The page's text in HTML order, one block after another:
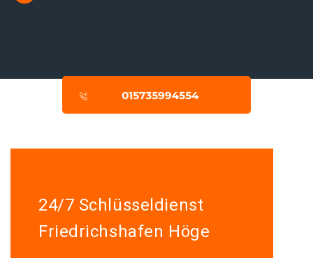
24/7 Schlüsseldienst
Friedrichshafen Höge